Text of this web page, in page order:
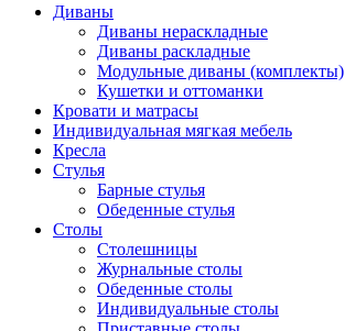
Диваны
Диваны нераскладные
Диваны раскладные
Модульные диваны (комплекты)
Кушетки и оттоманки
Кровати и матрасы
Индивидуальная мягкая мебель
Кресла
Стулья
Барные стулья
Обеденные стулья
Столы
Столешницы
Журнальные столы
Обеденные столы
Индивидуальные столы